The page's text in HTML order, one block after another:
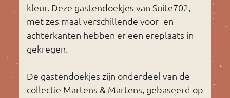
kleur. Deze gastendoekjes van Suite702,
met zes maal verschillende voor- en
achterkanten hebben er een ereplaats in
gekregen.
De gastendoekjes zijn onderdeel van de
collectie Martens & Martens, gebaseerd op